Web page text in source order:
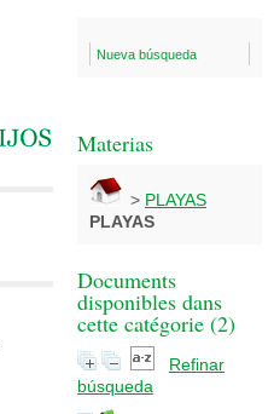
Nueva búsqueda
Materias
> PLAYAS
PLAYAS
Documents
disponibles dans
cette catégorie (2)
Refinar
búsqueda